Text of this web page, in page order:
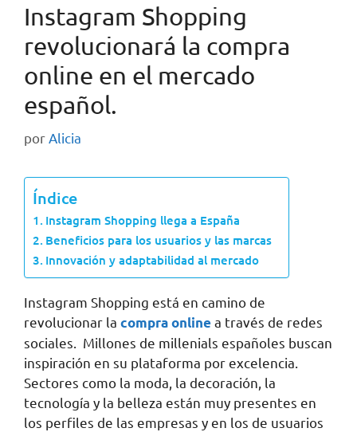
Instagram Shopping
revolucionará la compra
online en el mercado
español.
porAlicia
Índice
Instagram Shopping llega a España
Beneficios para los usuarios y las marcas
Innovación y adaptabilidad al mercado
Instagram Shopping está en camino de
revolucionar la compra onlinea través de redes
sociales. Millones de millenials españoles buscan
inspiración en su plataforma por excelencia.
Sectores como la moda, la decoración, la
tecnología y la belleza están muy presentes en
los perfiles de las empresas y en los de usuarios